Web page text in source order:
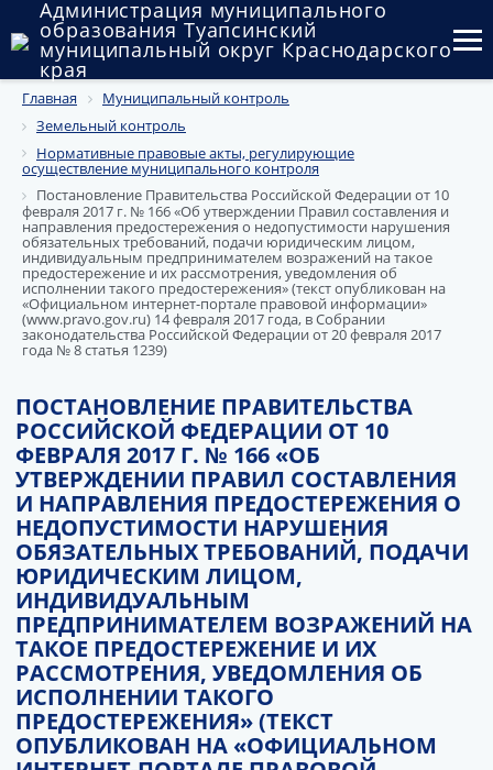
Администрация муниципального
образования Туапсинский
муниципальный округ Краснодарского
края
Округ
Администрация
Муниципальные закупки
Государственный и муниципальный контроль
Муниципальное имущество
Публичные слушания и общественные обсуждения
Документы
Главная
Муниципальный контроль
Земельный контроль
Нормативные правовые акты, регулирующие
осуществление муниципального контроля
Постановление Правительства Российской Федерации от 10
февраля 2017 г. № 166 «Об утверждении Правил составления и
направления предостережения о недопустимости нарушения
обязательных требований, подачи юридическим лицом,
индивидуальным предпринимателем возражений на такое
предостережение и их рассмотрения, уведомления об
исполнении такого предостережения» (текст опубликован на
«Официальном интернет-портале правовой информации»
(www.pravo.gov.ru) 14 февраля 2017 года, в Собрании
законодательства Российской Федерации от 20 февраля 2017
года № 8 статья 1239)
ПОСТАНОВЛЕНИЕ ПРАВИТЕЛЬСТВА
РОССИЙСКОЙ ФЕДЕРАЦИИ ОТ 10
ФЕВРАЛЯ 2017 Г. № 166 «ОБ
УТВЕРЖДЕНИИ ПРАВИЛ СОСТАВЛЕНИЯ
И НАПРАВЛЕНИЯ ПРЕДОСТЕРЕЖЕНИЯ О
НЕДОПУСТИМОСТИ НАРУШЕНИЯ
ОБЯЗАТЕЛЬНЫХ ТРЕБОВАНИЙ, ПОДАЧИ
ЮРИДИЧЕСКИМ ЛИЦОМ,
ИНДИВИДУАЛЬНЫМ
ПРЕДПРИНИМАТЕЛЕМ ВОЗРАЖЕНИЙ НА
ТАКОЕ ПРЕДОСТЕРЕЖЕНИЕ И ИХ
РАССМОТРЕНИЯ, УВЕДОМЛЕНИЯ ОБ
ИСПОЛНЕНИИ ТАКОГО
ПРЕДОСТЕРЕЖЕНИЯ» (ТЕКСТ
ОПУБЛИКОВАН НА «ОФИЦИАЛЬНОМ